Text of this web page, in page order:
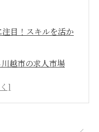
目！スキルを活か
越市の求人市場